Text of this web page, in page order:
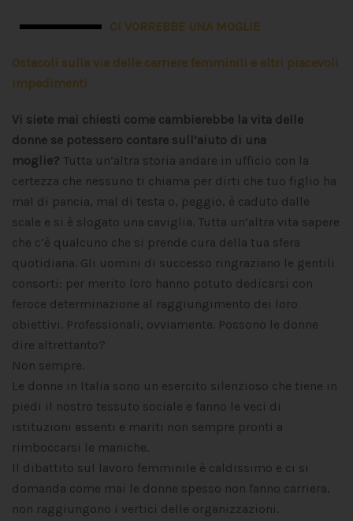
CI VORREBBE UNA MOGLIE
Ostacoli sulla via delle carriere femminili e altri piacevoli
impedimenti
Vi siete mai chiesti come cambierebbe la vita delle
donne se potessero contare sull’aiuto di una
moglie? Tutta un’altra storia andare in ufficio con la
certezza che nessuno ti chiama per dirti che tuo figlio ha
mal di pancia, mal di testa o, peggio, è caduto dalle
scale e si è slogato una caviglia. Tutta un’altra vita sapere
che c’è qualcuno che si prende cura della tua sfera
quotidiana. Gli uomini di successo ringraziano le gentili
consorti: per merito loro hanno potuto dedicarsi con
feroce determinazione al raggiungimento dei loro
obiettivi. Professionali, ovviamente. Possono le donne
dire altrettanto?
Non sempre.
Le donne in Italia sono un esercito silenzioso che tiene in
piedi il nostro tessuto sociale e fanno le veci di
istituzioni assenti e mariti non sempre pronti a
rimboccarsi le maniche.
Il dibattito sul lavoro femminile è caldissimo e ci si
domanda come mai le donne spesso non fanno carriera,
non raggiungono i vertici delle organizzazioni.